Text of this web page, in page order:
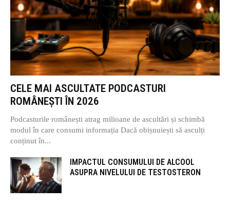
CELE MAI ASCULTATE PODCASTURI
ROMÂNEȘTI ÎN 2026
Podcasturile românești atrag milioane de ascultări și schimbă
modul în care consumi informația Dacă obișnuiești să asculți
conținut în...
IMPACTUL CONSUMULUI DE ALCOOL
ASUPRA NIVELULUI DE TESTOSTERON